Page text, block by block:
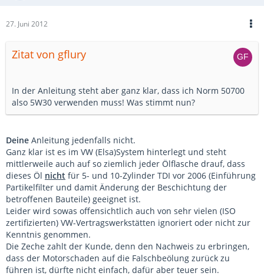
27. Juni 2012
Zitat von gflury
In der Anleitung steht aber ganz klar, dass ich Norm 50700
also 5W30 verwenden muss! Was stimmt nun?
Deine Anleitung jedenfalls nicht.
Ganz klar ist es im VW (Elsa)System hinterlegt und steht
mittlerweile auch auf so ziemlich jeder Ölflasche drauf, dass
dieses Öl nicht für 5- und 10-Zylinder TDI vor 2006 (Einführung
Partikelfilter und damit Änderung der Beschichtung der
betroffenen Bauteile) geeignet ist.
Leider wird sowas offensichtlich auch von sehr vielen (ISO
zertifizierten) VW-Vertragswerkstätten ignoriert oder nicht zur
Kenntnis genommen.
Die Zeche zahlt der Kunde, denn den Nachweis zu erbringen,
dass der Motorschaden auf die Falschbeölung zurück zu
führen ist, dürfte nicht einfach, dafür aber teuer sein.